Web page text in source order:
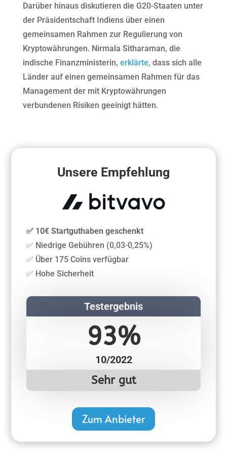
Darüber hinaus diskutieren die G20-Staaten unter
der Präsidentschaft Indiens über einen
gemeinsamen Rahmen zur Regulierung von
Kryptowährungen. Nirmala Sitharaman, die
indische Finanzministerin, erklärte, dass sich alle
Länder auf einen gemeinsamen Rahmen für das
Management der mit Kryptowährungen
verbundenen Risiken geeinigt hätten.
Unsere Empfehlung
✅ 10€ Startguthaben geschenkt
✅ Niedrige Gebühren (0,03-0,25%)
✅ Über 175 Coins verfügbar
✅ Hohe Sicherheit
Testergebnis
93%
10/2022
Sehr gut
Zum Anbieter